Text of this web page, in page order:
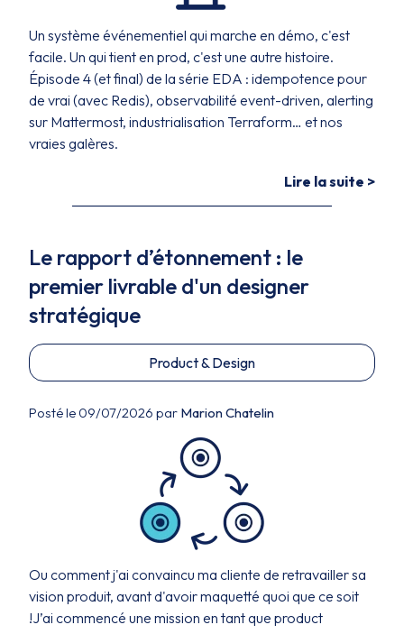
Un système événementiel qui marche en démo, c'est
facile. Un qui tient en prod, c'est une autre histoire.
Épisode 4 (et final) de la série EDA : idempotence pour
de vrai (avec Redis), observabilité event-driven, alerting
sur Mattermost, industrialisation Terraform… et nos
vraies galères.
Lire la suite >
Le rapport d’étonnement : le
premier livrable d'un designer
stratégique
Product & Design
Posté le 09/07/2026 par Marion Chatelin
Ou comment j'ai convaincu ma cliente de retravailler sa
vision produit, avant d'avoir maquetté quoi que ce soit
!J’ai commencé une mission en tant que product